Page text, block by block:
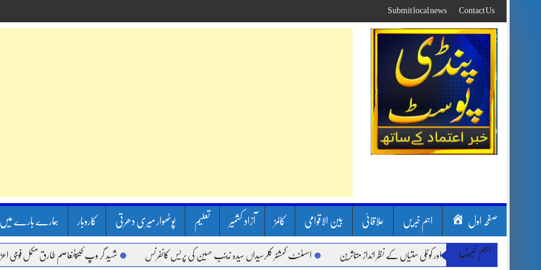
to
content
Contact Us
Submit local news
صفحہ اول اہم خبریں علاقائی بین الاقوامی کالمز آزاد کشمیر تعلیم پوٹھوار میری دھرتی کاروبار ہمارے بارے
اہم خبریں
بارشیں، لینڈ سلائیڈنگ اور کوٹلی ستیاں کے نظر انداز متاثرین اسسٹنٹ کمشنر کلرسیداں سیدہ زینب حسین کی پریس کانفرنس شہید گر وپ کیپٹنعاصم طارق مکمل فوجی اعزاز